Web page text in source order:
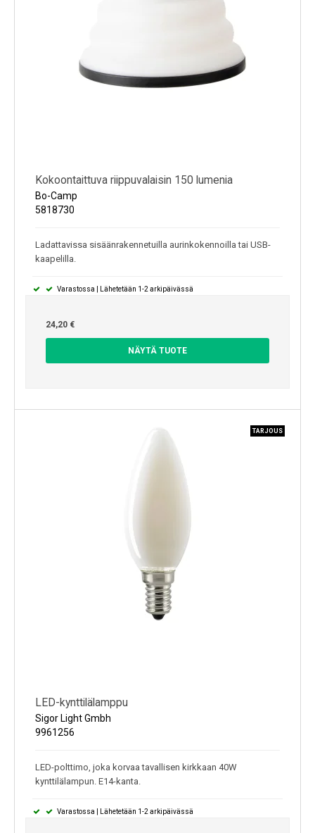
Kokoontaittuva riippuvalaisin 150 lumenia
Bo-Camp
5818730
Ladattavissa sisäänrakennetuilla aurinkokennoilla tai USB-
kaapelilla.
Varastossa | Lähetetään 1-2 arkipäivässä
24,20 €
NÄYTÄ TUOTE
TARJOUS
LED-kynttilälamppu
Sigor Light Gmbh
9961256
LED-polttimo, joka korvaa tavallisen kirkkaan 40W
kynttilälampun. E14-kanta.
Varastossa | Lähetetään 1-2 arkipäivässä